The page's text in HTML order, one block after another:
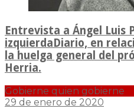
Entrevista a Ángel Luis
izquierdaDiario, en
la huelga general del
Herria.
Gobierne quien gobierne
29 de enero de 2020